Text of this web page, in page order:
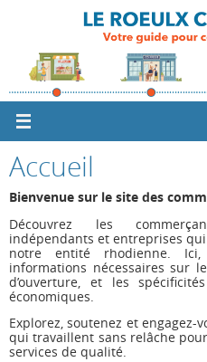
contenu
Accueil
Bienvenue sur le site des
Découvrez les
indépendants et entreprises
notre entité rhodienne.
informations nécessaires sur
d’ouverture, et les
économiques.
Explorez, soutenez et engagez-
qui travaillent sans relâche
services de qualité.